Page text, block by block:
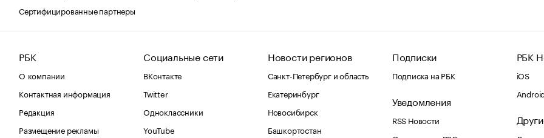
Сертифицированные партнеры
РБК
О компании
Контактная информация
Редакция
Размещение рекламы
Социальные сети
ВКонтакте
Twitter
Одноклассники
YouTube
Новости регионов
Санкт-Петербург и область
Екатеринбург
Новосибирск
Башкортостан
Подписки
Подписка на РБК
Уведомления
RSS Новости
РБК
iOS